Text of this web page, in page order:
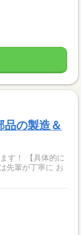
品の製造＆
体的に